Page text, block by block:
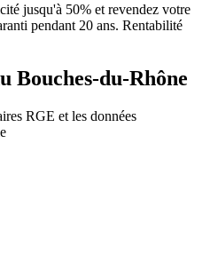
jusqu'à 50% et revendez votre
pendant 20 ans. Rentabilité
Bouches-du-Rhône
RGE et les données